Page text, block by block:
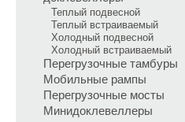
Теплый подвесной
Теплый встраиваемый
Холодный подвесной
Холодный встраиваемый
Перегрузочные тамбуры
Мобильные рампы
Перегрузочные мосты
Минидоклевеллеры